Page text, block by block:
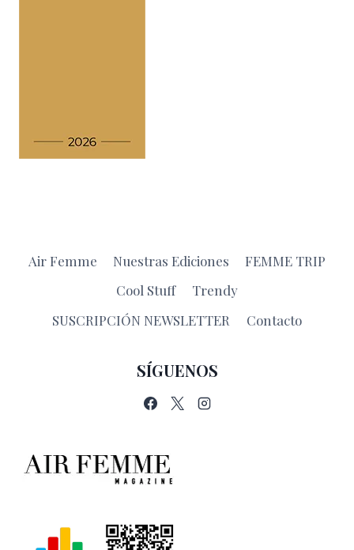
Air Femme Nuestras Ediciones
FEMME TRIP
Cool Stuff
Trendy
SUSCRIPCIÓN NEWSLETTER
Contacto
SÍGUENOS